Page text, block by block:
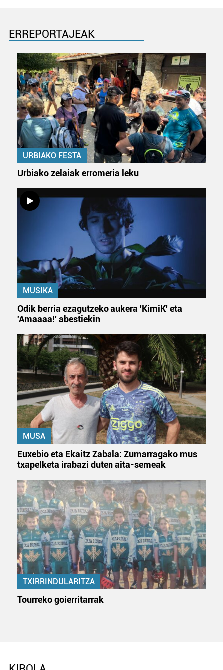
ERREPORTAJEAK
URBIAKO FESTA
Urbiako zelaiak erromeria leku
MUSIKA
Odik berria ezagutzeko aukera 'KimiK' eta
'Amaaaa!' abestiekin
MUSA
Euxebio eta Ekaitz Zabala: Zumarragako mus
txapelketa irabazi duten aita-semeak
TXIRRINDULARITZA
Tourreko goierritarrak